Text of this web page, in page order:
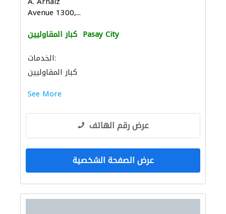
Avenue 1300,...
كبار المقاوليين Pasay City
الخدمات:
كبار المقاوليين
See More
عرض رقم الهاتف
عرض الصفحة الشخصية